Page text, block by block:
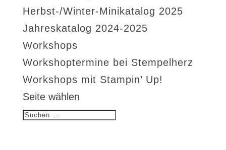
Herbst-/Winter-Minikatalog 2025
Jahreskatalog 2024-2025
Workshops
Workshoptermine bei Stempelherz
Workshops mit Stampin’ Up!
Seite wählen